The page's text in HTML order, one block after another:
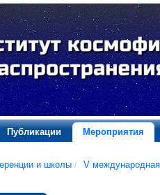
Публикации Мероприятия
и школы / V